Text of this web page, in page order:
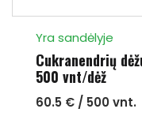
Yra sandėlyje
Cukranendrių
500 vnt/dėž
60.5 € / 500 vnt.